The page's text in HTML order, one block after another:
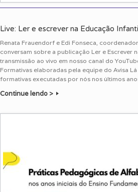
Live: Ler e escrever na Educação
Renata Frauendorf e Edi Fonseca,
conversam sobre a publicação Ler e Escrever
transmissão ao vivo em nosso canal do
Formativas elaboradas pela equipe do Avisa
formativas executadas por nós nos últimos
Continue lendo >